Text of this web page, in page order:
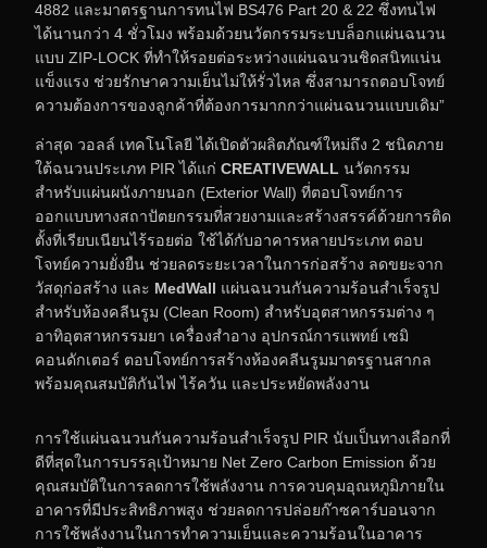
4882 และมาตรฐานการทนไฟ BS476 Part 20 & 22 ซึ่งทนไฟ
ได้นานกว่า 4 ชั่วโมง พร้อมด้วยนวัตกรรมระบบล็อกแผ่นฉนวน
แบบ ZIP-LOCK ที่ทำให้รอยต่อระหว่างแผ่นฉนวนชิดสนิทแน่น
แข็งแรง ช่วยรักษาความเย็นไม่ให้รั่วไหล ซึ่งสามารถตอบโจทย์
ความต้องการของลูกค้าที่ต้องการมากกว่าแผ่นฉนวนแบบเดิม”
ล่าสุด วอลล์ เทคโนโลยี ได้เปิดตัวผลิตภัณฑ์ใหม่ถึง 2 ชนิดภาย
ใต้ฉนวนประเภท PIR ได้แก่ CREATIVEWALL นวัตกรรม
สำหรับแผ่นผนังภายนอก (Exterior Wall) ที่ตอบโจทย์การ
ออกแบบทางสถาปัตยกรรมที่สวยงามและสร้างสรรค์ด้วยการติด
ตั้งที่เรียบเนียนไร้รอยต่อ ใช้ได้กับอาคารหลายประเภท ตอบ
โจทย์ความยั่งยืน ช่วยลดระยะเวลาในการก่อสร้าง ลดขยะจาก
วัสดุก่อสร้าง และ MedWall แผ่นฉนวนกันความร้อนสำเร็จรูป
สำหรับห้องคลีนรูม (Clean Room) สำหรับอุตสาหกรรมต่าง ๆ
อาทิอุตสาหกรรมยา เครื่องสำอาง อุปกรณ์การแพทย์ เซมิ
คอนดักเตอร์ ตอบโจทย์การสร้างห้องคลีนรูมมาตรฐานสากล
พร้อมคุณสมบัติกันไฟ ไร้ควัน และประหยัดพลังงาน
การใช้แผ่นฉนวนกันความร้อนสำเร็จรูป PIR นับเป็นทางเลือกที่
ดีที่สุดในการบรรลุเป้าหมาย Net Zero Carbon Emission ด้วย
คุณสมบัติในการลดการใช้พลังงาน การควบคุมอุณหภูมิภายใน
อาคารที่มีประสิทธิภาพสูง ช่วยลดการปล่อยก๊าซคาร์บอนจาก
การใช้พลังงานในการทำความเย็นและความร้อนในอาคาร